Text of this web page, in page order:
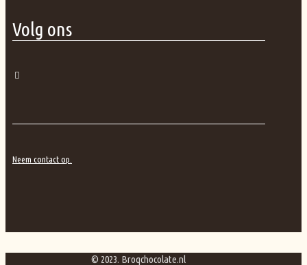
Volg ons
Neem contact op.
© 2023. Broqchocolate.nl